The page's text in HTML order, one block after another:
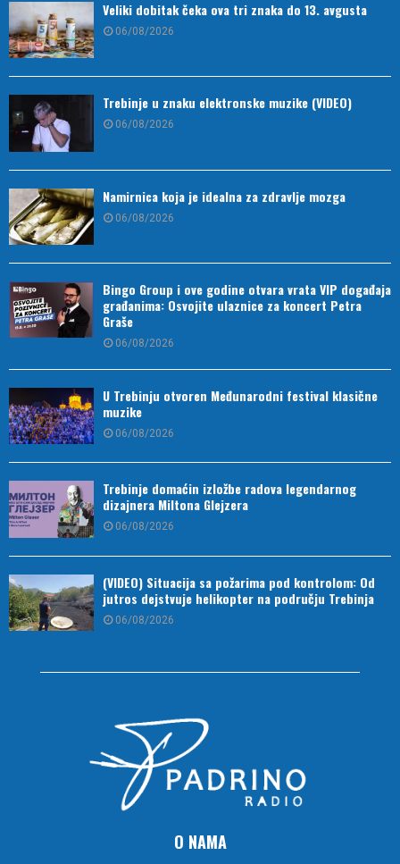
Veliki dobitak čeka ova tri znaka do 13. avgusta
06/08/2026
Trebinje u znaku elektronske muzike (VIDEO)
06/08/2026
Namirnica koja je idealna za zdravlje mozga
06/08/2026
Bingo Group i ove godine otvara vrata VIP događaja
građanima: Osvojite ulaznice za koncert Petra
Graše
06/08/2026
U Trebinju otvoren Međunarodni festival klasične
muzike
06/08/2026
Trebinje domaćin izložbe radova legendarnog
dizajnera Miltona Glejzera
06/08/2026
(VIDEO) Situacija sa požarima pod kontrolom: Od
jutros dejstvuje helikopter na području Trebinja
06/08/2026
O NAMA